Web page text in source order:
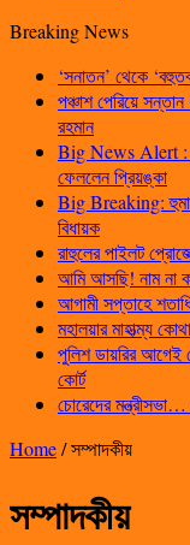
Breaking News
‘সনাতন’ থেকে
পঞ্চাশ পেরিয়ে
রহমান
Big News Alert :
ফেললেন প্রিয়ঙ্কা
Big Breaking:
বিধায়ক
রাহুলের পাইলট
আমি আসছি! নাম না
আগামী সপ্তাহে
মহালয়ার মাহাত্ম্য
পুলিশ ডায়রির আগেই
কোর্ট
চোরেদের মন্ত্রীসভা…
Home/সম্পাদকীয়
সম্পাদকীয়